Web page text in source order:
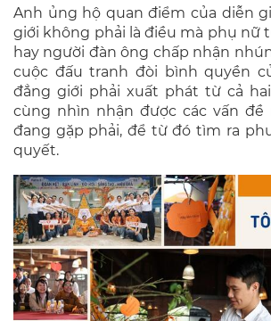
Anh ủng hộ quan điểm của diễn
giới không phải là điều mà phụ nữ
hay người đàn ông chấp nhận
cuộc đấu tranh đòi bình quyền
đẳng giới phải xuất phát từ cả
cùng nhìn nhận được các vấn đề
đang gặp phải, để từ đó tìm ra
quyết.